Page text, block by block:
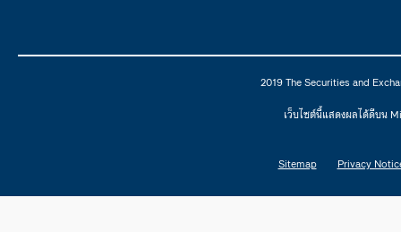
2019 The Securities and
เว็บไซต์นี้แสดงผลได้ดีบน
Sitemap Privacy